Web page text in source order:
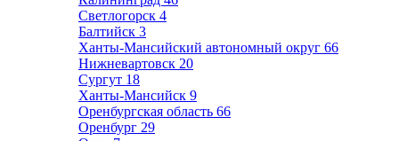
Светлогорск 4
Балтийск 3
Ханты-Мансийский автономный округ 66
Нижневартовск 20
Сургут 18
Ханты-Мансийск 9
Оренбургская область 66
Оренбург 29